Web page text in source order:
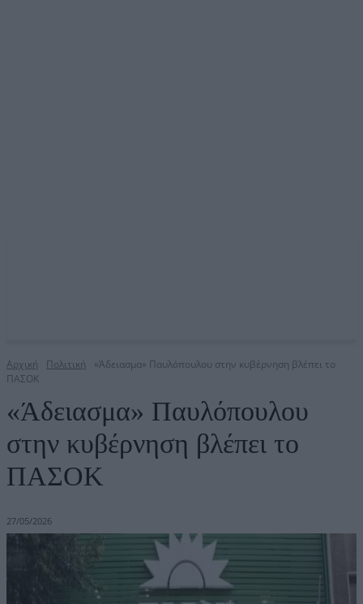
Αρχική Πολιτική
«Άδειασμα» Παυλόπουλου στην κυβέρνηση βλέπει το
ΠΑΣΟΚ
«Άδειασμα» Παυλόπουλου
στην κυβέρνηση βλέπει το
ΠΑΣΟΚ
27/05/2026